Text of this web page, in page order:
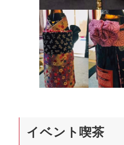
イベント喫茶